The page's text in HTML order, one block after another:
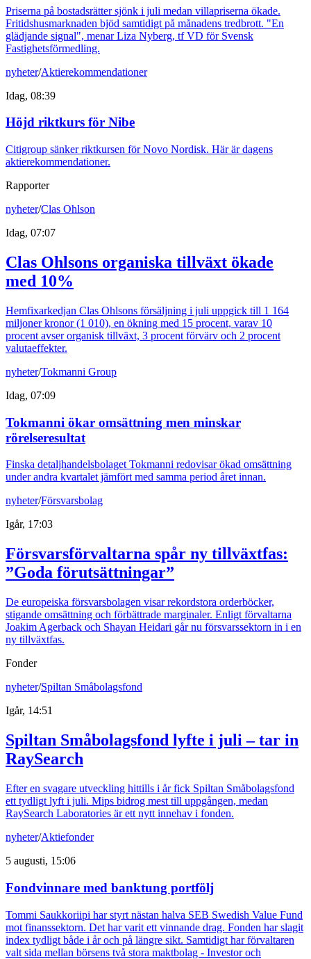
Priserna på bostadsrätter sjönk i juli medan villapriserna ökade.
Fritidshusmarknaden bjöd samtidigt på månadens tredbrott. "En
glädjande signal", menar Liza Nyberg, tf VD för Svensk
Fastighetsförmedling.
nyheter/Aktierekommendationer
Idag, 08:39
Höjd riktkurs för Nibe
Citigroup sänker riktkursen för Novo Nordisk. Här är dagens
aktierekommendationer.
Rapporter
nyheter/Clas Ohlson
Idag, 07:07
Clas Ohlsons organiska tillväxt ökade
med 10%
Hemfixarkedjan Clas Ohlsons försäljning i juli uppgick till 1 164
miljoner kronor (1 010), en ökning med 15 procent, varav 10
procent avser organisk tillväxt, 3 procent förvärv och 2 procent
valutaeffekter.
nyheter/Tokmanni Group
Idag, 07:09
Tokmanni ökar omsättning men minskar
rörelseresultat
Finska detaljhandelsbolaget Tokmanni redovisar ökad omsättning
under andra kvartalet jämfört med samma period året innan.
nyheter/Försvarsbolag
Igår, 17:03
Försvarsförvaltarna spår ny tillväxtfas:
”Goda förutsättningar”
De europeiska försvarsbolagen visar rekordstora orderböcker,
stigande omsättning och förbättrade marginaler. Enligt förvaltarna
Joakim Agerback och Shayan Heidari går nu försvarssektorn in i en
ny tillväxtfas.
Fonder
nyheter/Spiltan Småbolagsfond
Igår, 14:51
Spiltan Småbolagsfond lyfte i juli – tar in
RaySearch
Efter en svagare utveckling hittills i år fick Spiltan Småbolagsfond
ett tydligt lyft i juli. Mips bidrog mest till uppgången, medan
RaySearch Laboratories är ett nytt innehav i fonden.
nyheter/Aktiefonder
5 augusti, 15:06
Fondvinnare med banktung portfölj
Tommi Saukkoriipi har styrt nästan halva SEB Swedish Value Fund
mot finanssektorn. Det har varit ett vinnande drag. Fonden har slagit
index tydligt både i år och på längre sikt. Samtidigt har förvaltaren
valt sida mellan börsens två stora maktbolag - Investor och